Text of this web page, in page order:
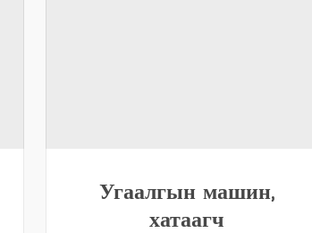
Угаалгын машин,
хатаагч